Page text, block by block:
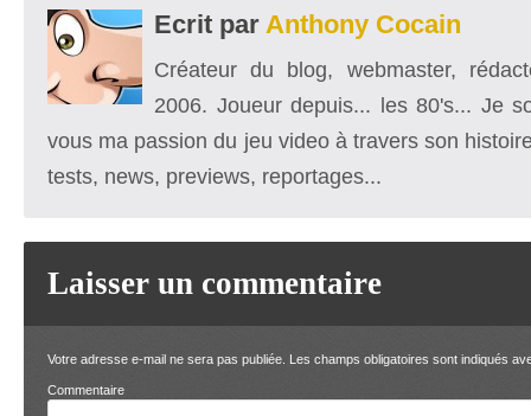
Ecrit par Anthony Cocain
Créateur du blog, webmaster,
2006. Joueur depuis... les 80's... Je
vous ma passion du jeu video à travers son
tests, news, previews, reportages...
Laisser un commentaire
Votre adresse e-mail ne sera pas publiée. Les champs obligatoires sont indiqués